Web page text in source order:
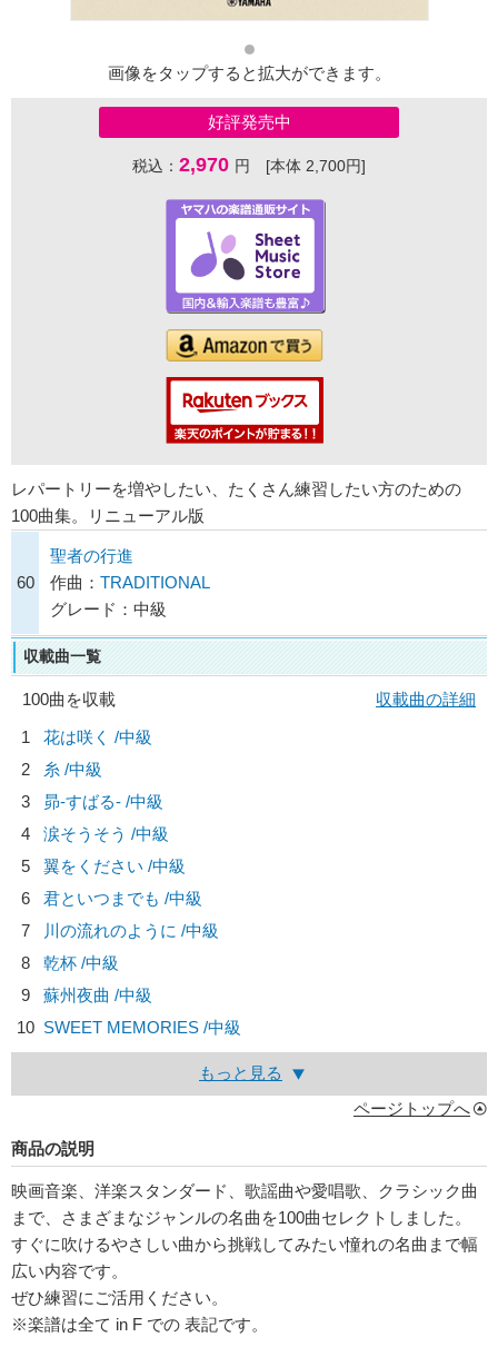
画像をタップすると拡大ができます。
好評発売中
税込： 2,970 円 [本体 2,700円]
レパートリーを増やしたい、たくさん練習したい方のための
100曲集。リニューアル版
60
聖者の行進
作曲： TRADITIONAL
グレード：中級
収載曲一覧
100曲を収載
収載曲の詳細
1
花は咲く /中級
2
糸 /中級
3
昴-すばる- /中級
4
涙そうそう /中級
5
翼をください /中級
6
君といつまでも /中級
7
川の流れのように /中級
8
乾杯 /中級
9
蘇州夜曲 /中級
10 SWEET MEMORIES /中級
もっと見る
ページトップへ
商品の説明
映画音楽、洋楽スタンダード、歌謡曲や愛唱歌、クラシック曲
まで、さまざまなジャンルの名曲を100曲セレクトしました。
すぐに吹けるやさしい曲から挑戦してみたい憧れの名曲まで幅
広い内容です。
ぜひ練習にご活用ください。
※楽譜は全て in F での 表記です。